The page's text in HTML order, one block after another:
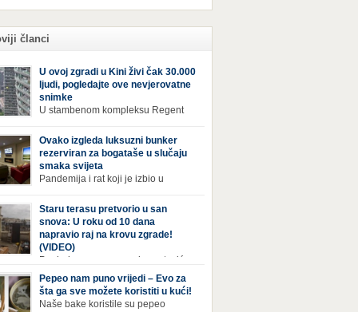
članci
U ovoj zgradi u Kini živi čak 30.000
ljudi, pogledajte ove nevjerovatne
snimke
U stambenom kompleksu Regent
Century Cityju u poslovnoj četvrti
u Kini, trenutno živi gotovo 30 hiljada
koji nikad ne moraju izaći iz njega. Naime, s
na to da unutar zgrade mogu pronaći sve
koje im zatrebaju, stanari ovog
ako […]
Ovako izgleda luksuzni bunker
rezerviran za bogataše u slučaju
smaka svijeta
Pandemija i rat koji je izbio u
od katastrofa koje mogu zadesiti svijet
poznajemo. I dok se većina ljudi nada da
u svijetu neće postati još gora te da su
nuklearnim oružjem isprazne, ima i onih
spremaju za najgori scenariji. Naime,
Staru terasu pretvorio u san
snova: U roku od 10 dana
napravio raj na krovu zgrade!
(VIDEO)
Pogled na ovu prepravku, ostaviće
daha Život na zadnjem spratu zgrade ima
prednosti, ali i mana. Izloženost kiši, suncu,
i snijegu čini da se materijali brže troše, a
Pepeo nam puno vrijedi – Evo za
šta ga sve možete koristiti u kući!
Naše bake koristile su pepeo